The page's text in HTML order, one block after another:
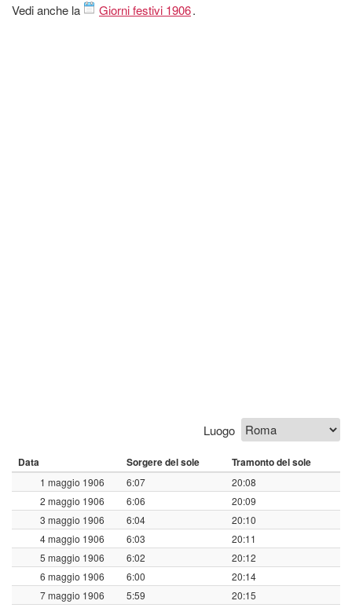
Vedi anche la Giorni festivi 1906.
Luogo
Data Sorgere del sole Tramonto del sole
1 maggio 1906 6:07
20:08
2 maggio 1906
6:06
20:09
3 maggio 1906
6:04
20:10
4 maggio 1906
6:03
20:11
5 maggio 1906
6:02
20:12
6 maggio 1906
6:00
20:14
7 maggio 1906
5:59
20:15